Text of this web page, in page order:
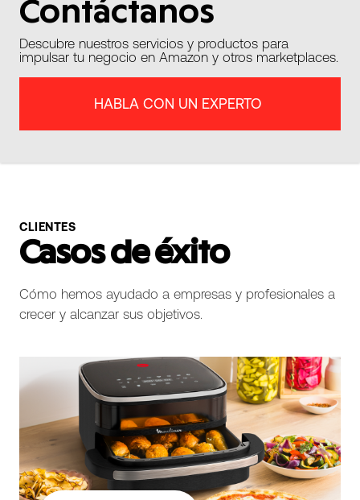
Contáctanos
Descubre nuestros servicios y productos para
impulsar tu negocio en Amazon y otros marketplaces.
HABLA CON UN EXPERTO
CLIENTES
Casos de éxito
Cómo hemos ayudado a empresas y profesionales a
crecer y alcanzar sus objetivos.